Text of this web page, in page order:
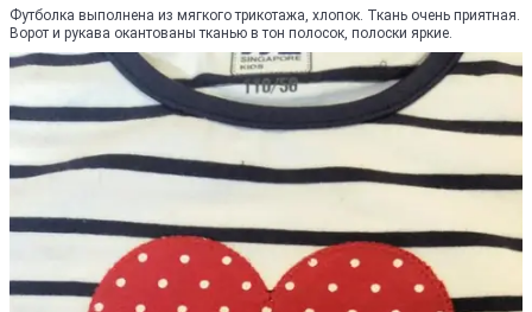
Футболка выполнена из мягкого трикотажа, хлопок. Ткань очень приятная.
Ворот и рукава окантованы тканью в тон полосок, полоски яркие.